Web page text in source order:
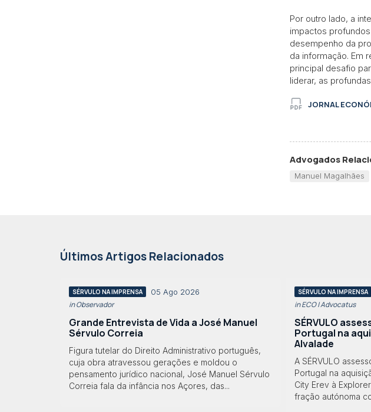
Por outro lado, a
impactos
desempenho da
da informação. Em
principal desafio
liderar, as
JORNAL
Advogados
Manuel Magalhães
Últimos Artigos Relacionados
SÉRVULO NA IMPRENSA 05 Ago 2026
in Observador
Grande Entrevista de Vida a José Manuel
Sérvulo Correia
Figura tutelar do Direito Administrativo português,
cuja obra atravessou gerações e moldou o
pensamento jurídico nacional, José Manuel Sérvulo
Correia fala da infância nos Açores, das...
SÉRVULO NA IMPRENSA
in ECO | Advocatus
SÉRVULO
Portugal na
Alvalade
A SÉRVULO
Portugal na
City Erev à
fração autónoma